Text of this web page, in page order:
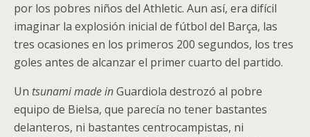
por los pobres niños del Athletic. Aun así, era difícil
imaginar la explosión inicial de fútbol del Barça, las
tres ocasiones en los primeros 200 segundos, los tres
goles antes de alcanzar el primer cuarto del partido.
Un tsunami made inGuardiola destrozó al pobre
equipo de Bielsa, que parecía no tener bastantes
delanteros, ni bastantes centrocampistas, ni